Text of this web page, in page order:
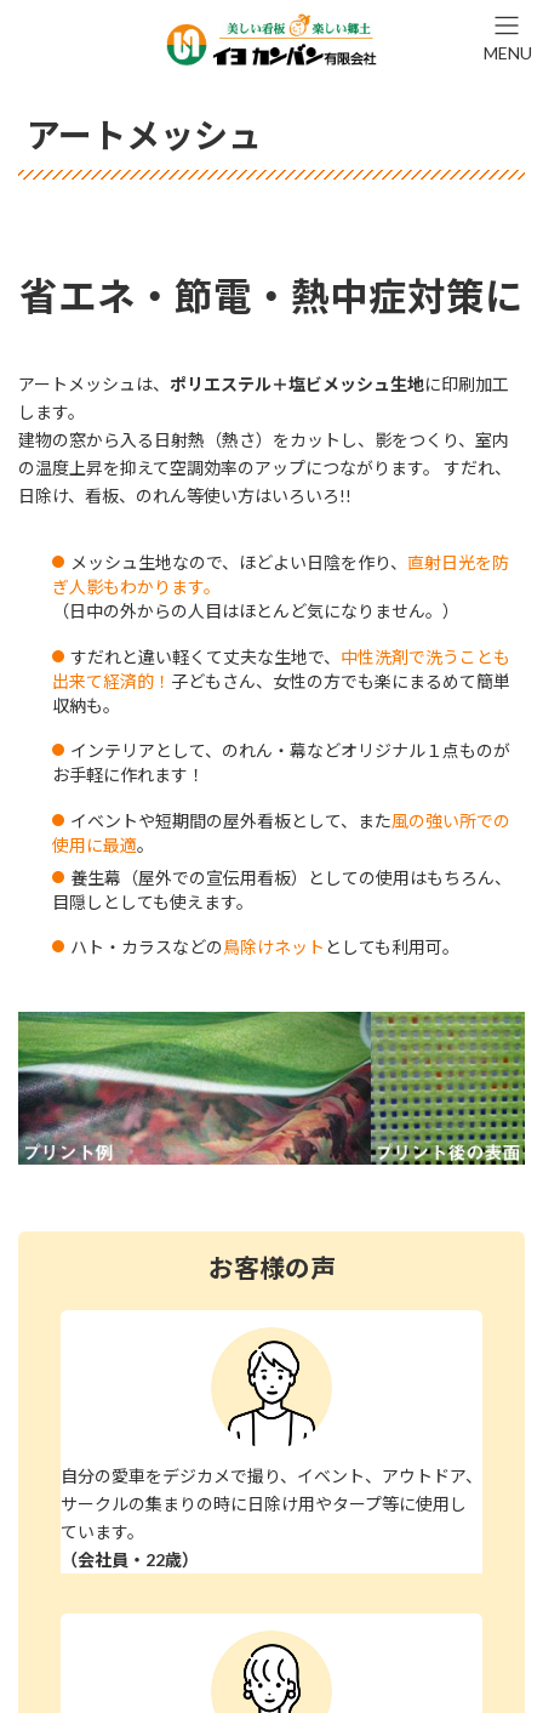
アートメッシュ
省エネ・節電・熱中症対策に
アートメッシュは、 ポリエステル＋塩ビメッシュ生地に印刷加工
します。
建物の窓から入る日射熱（熱さ）をカットし、影をつくり、室内
の温度上昇を抑えて空調効率のアップにつながります。 すだれ、
日除け、看板、のれん等使い方はいろいろ!!
メッシュ生地なので、ほどよい日陰を作り、 直射日光を防
ぎ人影もわかります。
（日中の外からの人目はほとんど気になりません。）
すだれと違い軽くて丈夫な生地で、 中性洗剤で洗うことも
出来て経済的！ 子どもさん、女性の方でも楽にまるめて簡単
収納も。
インテリアとして、のれん・幕などオリジナル１点ものが
お手軽に作れます！
イベントや短期間の屋外看板として、また風の強い所での
使用に最適。
養生幕（屋外での宣伝用看板）としての使用はもちろん、
目隠しとしても使えます。
ハト・カラスなどの鳥除けネット としても利用可。
お客様の声
自分の愛車をデジカメで撮り、イベント、アウトドア、
サークルの集まりの時に日除け用やタープ等に使用し
ています。
（会社員・22歳）
MENU